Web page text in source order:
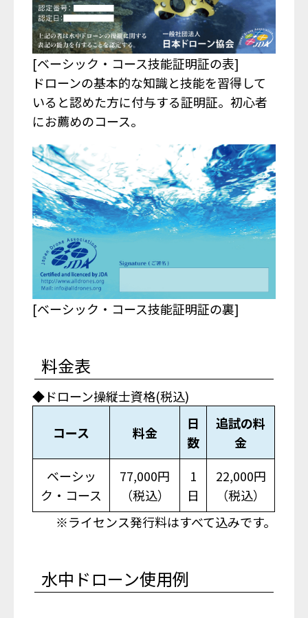
[ベーシック・コース技能証明証の表]
ドローンの基本的な知識と技能を習得して
いると認めた方に付与する証明証。初心者
にお薦めのコース。
[ベーシック・コース技能証明証の裏]
料金表
◆ドローン操縦士資格(税込)
コース 料金
日
数
追試の料
金
ベーシッ
ク・コース
77,000円
（税込）
1
日
22,000円
（税込）
※ライセンス発行料はすべて込みです。
水中ドローン使用例